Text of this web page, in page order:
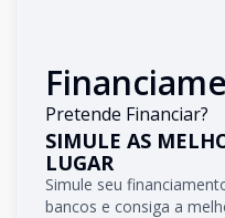
Pretende Financiar?
SIMULE AS
LUGAR
Simule seu
bancos e consiga a